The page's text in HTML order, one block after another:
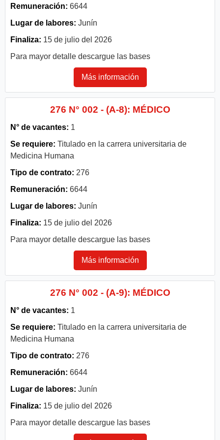
Remuneración: 6644
Lugar de labores: Junín
Finaliza: 15 de julio del 2026
Para mayor detalle descargue las bases
Más información
276 N° 002 - (A-8): MÉDICO
N° de vacantes: 1
Se requiere: Titulado en la carrera universitaria de
Medicina Humana
Tipo de contrato: 276
Remuneración: 6644
Lugar de labores: Junín
Finaliza: 15 de julio del 2026
Para mayor detalle descargue las bases
Más información
276 N° 002 - (A-9): MÉDICO
N° de vacantes: 1
Se requiere: Titulado en la carrera universitaria de
Medicina Humana
Tipo de contrato: 276
Remuneración: 6644
Lugar de labores: Junín
Finaliza: 15 de julio del 2026
Para mayor detalle descargue las bases